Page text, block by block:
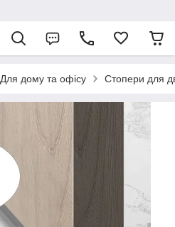
Для дому та офісу Стопери для